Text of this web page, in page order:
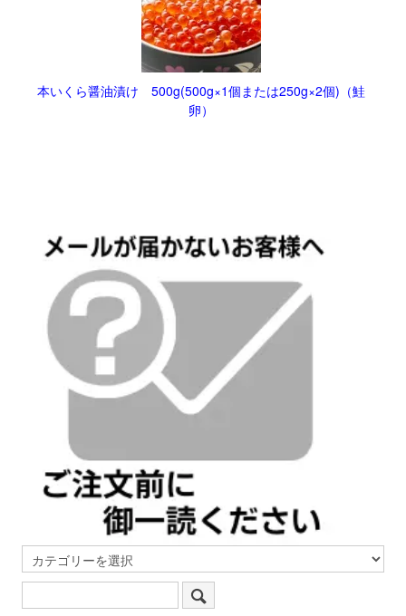
本いくら醤油漬け 500g(500g×1個または250g×2個)（鮭
卵）